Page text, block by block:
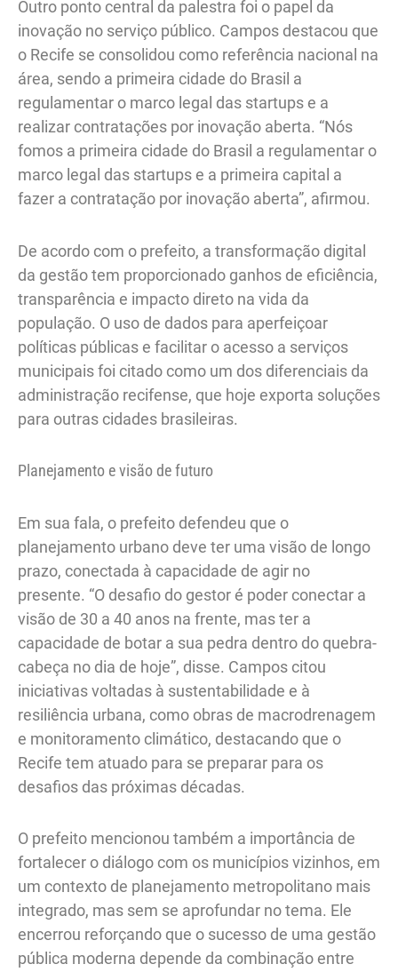
Outro ponto central da palestra foi o papel da
inovação no serviço público. Campos destacou que
o Recife se consolidou como referência nacional na
área, sendo a primeira cidade do Brasil a
regulamentar o marco legal das startups e a
realizar contratações por inovação aberta. “Nós
fomos a primeira cidade do Brasil a regulamentar o
marco legal das startups e a primeira capital a
fazer a contratação por inovação aberta”, afirmou.
De acordo com o prefeito, a transformação digital
da gestão tem proporcionado ganhos de eficiência,
transparência e impacto direto na vida da
população. O uso de dados para aperfeiçoar
políticas públicas e facilitar o acesso a serviços
municipais foi citado como um dos diferenciais da
administração recifense, que hoje exporta soluções
para outras cidades brasileiras.
Planejamento e visão de futuro
Em sua fala, o prefeito defendeu que o
planejamento urbano deve ter uma visão de longo
prazo, conectada à capacidade de agir no
presente. “O desafio do gestor é poder conectar a
visão de 30 a 40 anos na frente, mas ter a
capacidade de botar a sua pedra dentro do quebra-
cabeça no dia de hoje”, disse. Campos citou
iniciativas voltadas à sustentabilidade e à
resiliência urbana, como obras de macrodrenagem
e monitoramento climático, destacando que o
Recife tem atuado para se preparar para os
desafios das próximas décadas.
O prefeito mencionou também a importância de
fortalecer o diálogo com os municípios vizinhos, em
um contexto de planejamento metropolitano mais
integrado, mas sem se aprofundar no tema. Ele
encerrou reforçando que o sucesso de uma gestão
pública moderna depende da combinação entre